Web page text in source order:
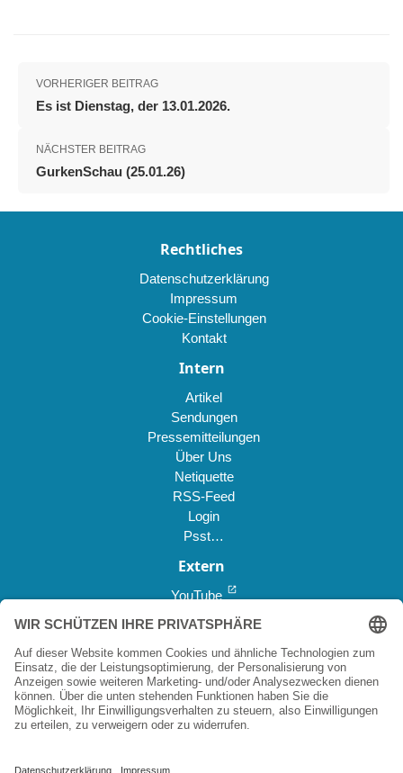
VORHERIGER BEITRAG
Es ist Dienstag, der 13.01.2026.
NÄCHSTER BEITRAG
GurkenSchau (25.01.26)
Rechtliches
Datenschutzerklärung
Impressum
Cookie-Einstellungen
Kontakt
Intern
Artikel
Sendungen
Pressemitteilungen
Über Uns
Netiquette
RSS-Feed
Login
Psst…
Extern
YouTube open_in_new